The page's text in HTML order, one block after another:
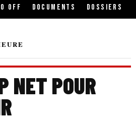
OFF DOCUMENTS DOSSIERS
NET POUR